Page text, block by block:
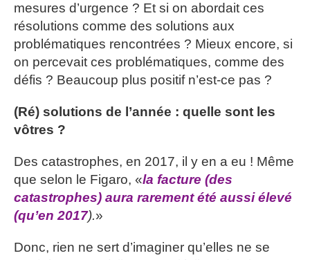
mesures d’urgence ? Et si on abordait ces
résolutions comme des solutions aux
problématiques rencontrées ? Mieux encore, si
on percevait ces problématiques, comme des
défis ? Beaucoup plus positif n’est-ce pas ?
(Ré) solutions de l’année : quelle sont les
vôtres ?
Des catastrophes, en 2017, il y en a eu ! Même
que selon le Figaro, «la facture (des
catastrophes) aura rarement été aussi élevé
(qu’en 2017).»
Donc, rien ne sert d’imaginer qu’elles ne se